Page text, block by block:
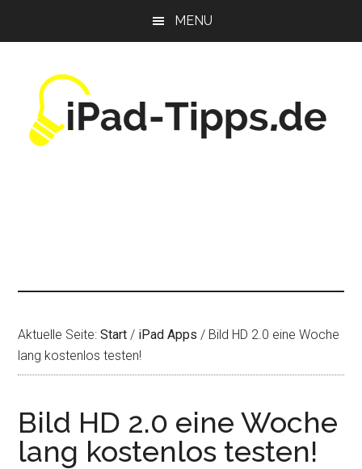
MENU
Aktuelle Seite:Start / iPad Apps / Bild HD 2.0 eine Woche
lang kostenlos testen!
Bild HD 2.0 eine Woche
lang kostenlos testen!